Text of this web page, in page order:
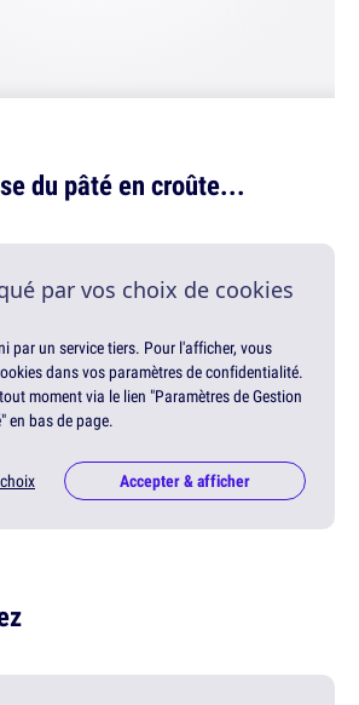
du pâté en croûte...
par vos choix de cookies
par un service tiers. Pour l'afficher, vous
dans vos paramètres de confidentialité.
moment via le lien "Paramètres de Gestion
en bas de page.
Accepter & afficher